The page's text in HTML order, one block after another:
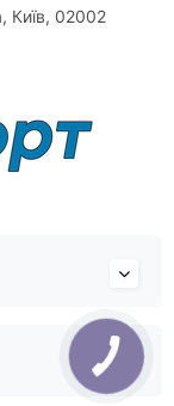
Київ, 02002